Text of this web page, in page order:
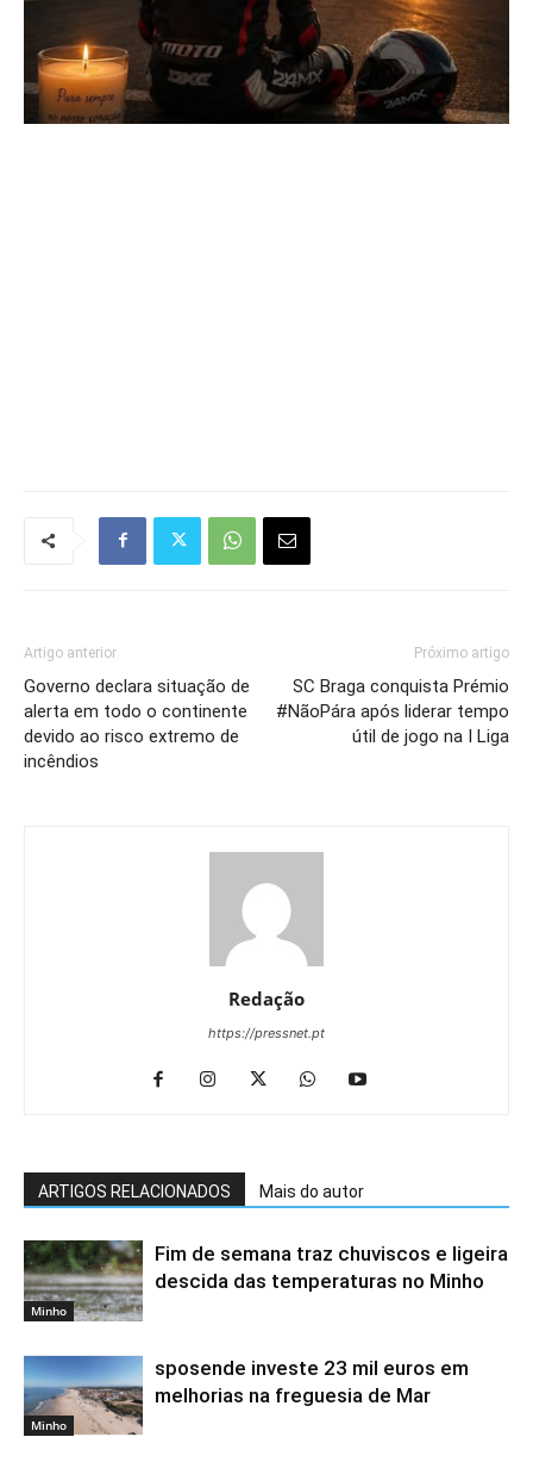
Artigo anterior
Governo declara situação de
alerta em todo o continente
devido ao risco extremo de
incêndios
Próximo artigo
SC Braga conquista Prémio
#NãoPára após liderar tempo
útil de jogo na I Liga
Redação
https://pressnet.pt
ARTIGOS RELACIONADOS Mais do autor
Minho
Fim de semana traz chuviscos e ligeira
descida das temperaturas no Minho
Minho
sposende investe 23 mil euros em
melhorias na freguesia de Mar